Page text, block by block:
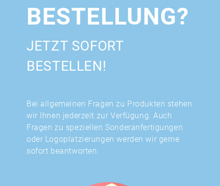
BESTELLUNG?
JETZT SOFORT
BESTELLEN!
Bei allgemeinen Fragen zu Produkten stehen
wir Ihnen jederzeit zur Verfügung. Auch
Fragen zu speziellen Sonderanfertigungen
oder Logoplatzierungen werden wir gerne
sofort beantworten.